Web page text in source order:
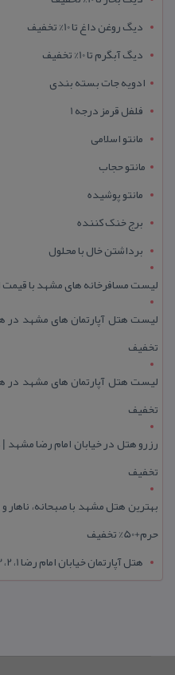
دیگ روغن داغ تا 10% تخفیف
دیگ آبگرم تا 10% تخفیف
ادویه جات بسته بندی
فلفل قرمز درجه 1
مانتو اسلامی
مانتو حجاب
مانتو پوشیده
برج خنک کننده
برداشتن خال با محلول
لیست مسافرخانه های مشهد با قیمت ارزان
تخفیف
تخفیف
تخفیف
بهترین هتل مشهد با صبحانه،
حرم+50% تخفیف
هتل آپارتمان خیابان امام رضا 1، 2، 3، 5،8 ،16 | تا 90 % تخفیف